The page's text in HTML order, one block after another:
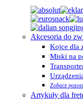
Akcesoria do
Kojce dla
Miski na
Zobacz
Artykuły dla